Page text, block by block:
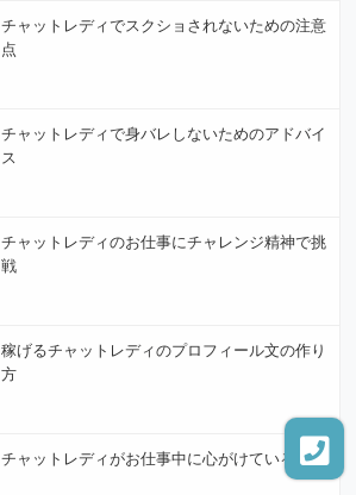
チャットレディでスクショされないための注意
点
チャットレディで身バレしないためのアドバイ
ス
チャットレディのお仕事にチャレンジ精神で挑
戦
稼げるチャットレディのプロフィール文の作り
方
チャットレディがお仕事中に心がけていること